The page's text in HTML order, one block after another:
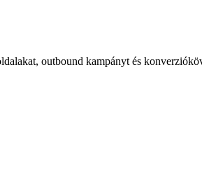
outbound kampányt és